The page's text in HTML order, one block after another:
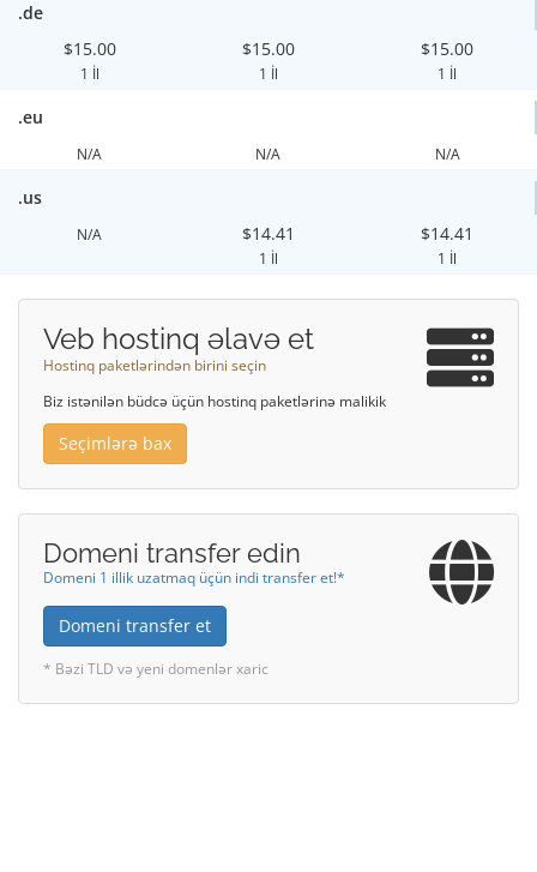
.de
$15.00
1 İl
$15.00
1 İl
$15.00
1 İl
.eu
N/A N/A N/A
.us
N/A $14.41
1 İl
$14.41
1 İl
Veb hostinq əlavə et
Hostinq paketlərindən birini seçin
Biz istənilən büdcə üçün hostinq paketlərinə malikik
Seçimlərə bax
Domeni transfer edin
Domeni 1 illik uzatmaq üçün indi transfer et!*
Domeni transfer et
* Bəzi TLD və yeni domenlər xaric